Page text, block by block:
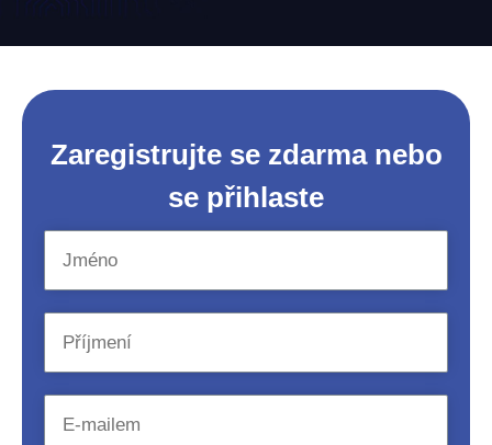
Zaregistrujte se zdarma nebo
se přihlaste